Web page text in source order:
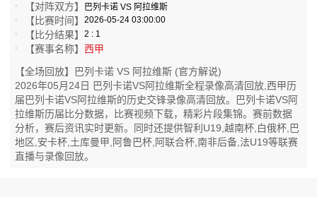
【对阵双方】 巴列卡诺 VS 阿拉维斯
【比赛时间】2026-05-24 03:00:00
【比分结果】2 : 1
【赛事名称】西甲
【全场回放】巴列卡诺 VS 阿拉维斯 (官方解说)
2026年05月24日 巴列卡诺VS阿拉维斯全程录像高清回放,西甲历
届巴列卡诺VS阿拉维斯的历史交锋录像高清回放。巴列卡诺VS阿
拉维斯历届比分数据，比赛视频下载，精彩片段集锦。赛前数据
分析，赛后资讯实时更新。同时还提供智利U19,越南杯,白俄杯,巴
地区,安卡杯,土库曼甲,阿鲁巴杯,阿联合杯,南非后备,法U19等联赛
直播与录像回放。